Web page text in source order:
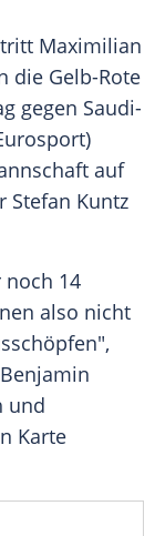
Maximilian
die Gelb-Rote
gegen Saudi-
auf
Stefan Kuntz
noch 14
also nicht
Benjamin
und
Karte